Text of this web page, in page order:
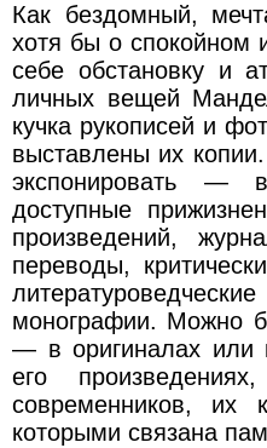
Как бездомный,
хотя бы о спокойном
себе обстановку и
личных вещей
кучка рукописей и
выставлены их
экспонировать —
доступные
произведений,
переводы,
монографии. Можно
— в оригиналах или
его
современников, их
которыми связана